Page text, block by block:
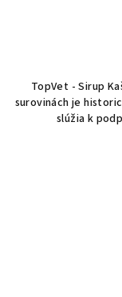
TopVet - Sirup
surovinách je
slúžia k